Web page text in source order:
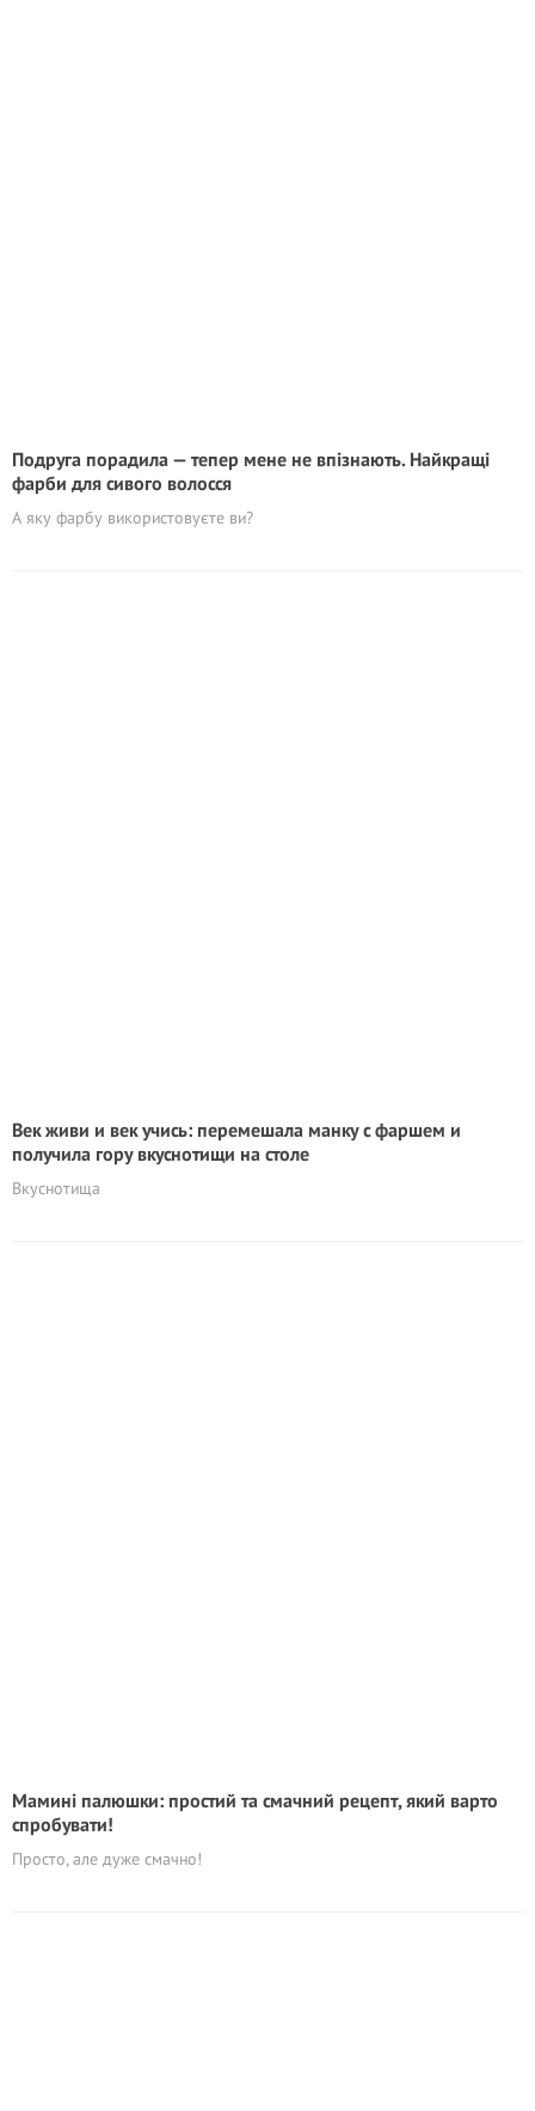
Подруга порадила — тепер мене не впізнають. Найкращі
фарби для сивого волосся
А яку фарбу використовуєте ви?
Век живи и век учись: перемешала манку с фаршем и
получила гору вкуснотищи на столе
Вкуснотища
Мамині палюшки: простий та смачний рецепт, який варто
спробувати!
Просто, але дуже смачно!